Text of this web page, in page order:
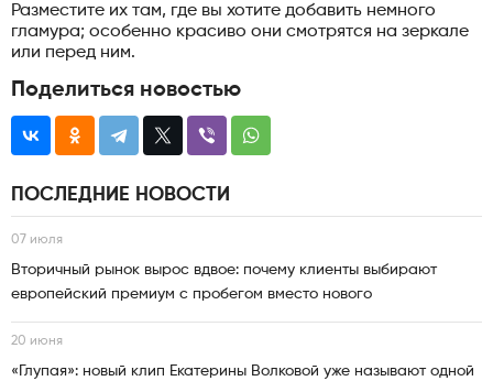
Разместите их там, где вы хотите добавить немного
гламура; особенно красиво они смотрятся на зеркале
или перед ним.
Поделиться новостью
ПОСЛЕДНИЕ НОВОСТИ
07 июля
Вторичный рынок вырос вдвое: почему клиенты выбирают
европейский премиум с пробегом вместо нового
20 июня
«Глупая»: новый клип Екатерины Волковой уже называют одной